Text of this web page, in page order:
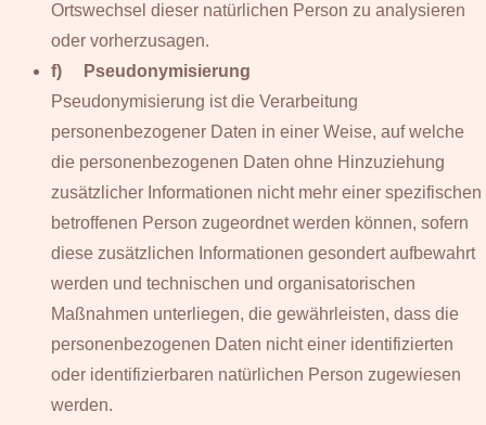
Ortswechsel dieser natürlichen Person zu analysieren
oder vorherzusagen.
f) Pseudonymisierung
Pseudonymisierung ist die Verarbeitung
personenbezogener Daten in einer Weise, auf welche
die personenbezogenen Daten ohne Hinzuziehung
zusätzlicher Informationen nicht mehr einer spezifischen
betroffenen Person zugeordnet werden können, sofern
diese zusätzlichen Informationen gesondert aufbewahrt
werden und technischen und organisatorischen
Maßnahmen unterliegen, die gewährleisten, dass die
personenbezogenen Daten nicht einer identifizierten
oder identifizierbaren natürlichen Person zugewiesen
werden.